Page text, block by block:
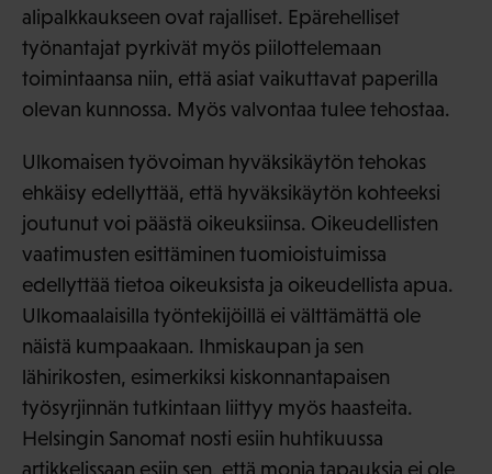
alipalkkaukseen ovat rajalliset. Epärehelliset
työnantajat pyrkivät myös piilottelemaan
toimintaansa niin, että asiat vaikuttavat paperilla
olevan kunnossa. Myös valvontaa tulee tehostaa.
Ulkomaisen työvoiman hyväksikäytön tehokas
ehkäisy edellyttää, että hyväksikäytön kohteeksi
joutunut voi päästä oikeuksiinsa. Oikeudellisten
vaatimusten esittäminen tuomioistuimissa
edellyttää tietoa oikeuksista ja oikeudellista apua.
Ulkomaalaisilla työntekijöillä ei välttämättä ole
näistä kumpaakaan. Ihmiskaupan ja sen
lähirikosten, esimerkiksi kiskonnantapaisen
työsyrjinnän tutkintaan liittyy myös haasteita.
Helsingin Sanomat nosti esiin huhtikuussa
artikkelissaan esiin sen, että monia tapauksia ei ole